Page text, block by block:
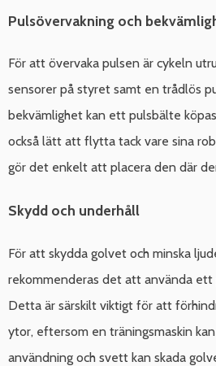
Pulsövervakning och
För att övervaka pulsen är cykeln
sensorer på styret samt en trådlös
bekvämlighet kan ett pulsbälte
också lätt att flytta tack vare sina
gör det enkelt att placera den där
Skydd och underhåll
För att skydda golvet och minska
rekommenderas det att använda ett
Detta är särskilt viktigt för att
ytor, eftersom en träningsmaskin
användning och svett kan skada